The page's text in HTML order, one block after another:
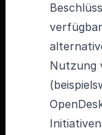
Nutzung